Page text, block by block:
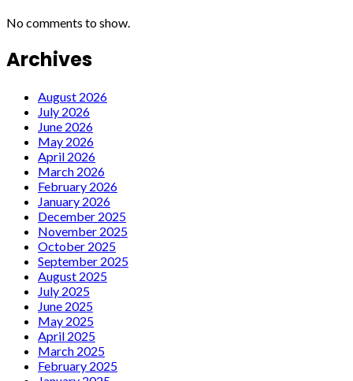
No comments to show.
Archives
August 2026
July 2026
June 2026
May 2026
April 2026
March 2026
February 2026
January 2026
December 2025
November 2025
October 2025
September 2025
August 2025
July 2025
June 2025
May 2025
April 2025
March 2025
February 2025